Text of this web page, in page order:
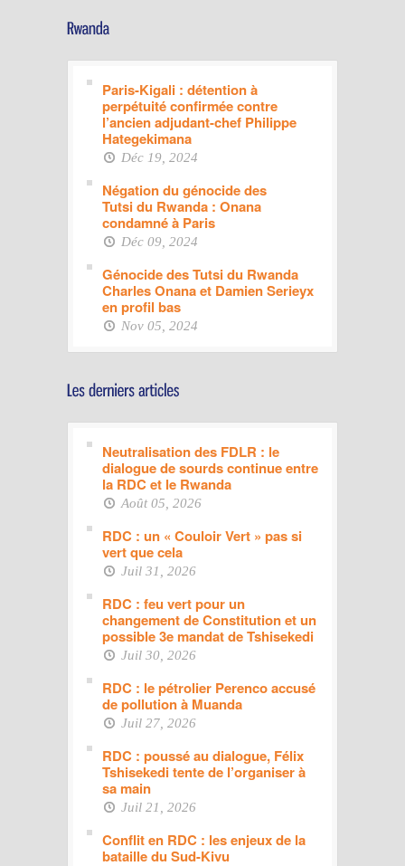
Paris-Kigali : détention à
perpétuité confirmée contre
l’ancien adjudant-chef Philippe
Hategekimana
Déc 19, 2024
Négation du génocide des
Tutsi du Rwanda : Onana
condamné à Paris
Déc 09, 2024
Génocide des Tutsi du Rwanda
Charles Onana et Damien Serieyx
en profil bas
Nov 05, 2024
Neutralisation des FDLR : le
dialogue de sourds continue entre
la RDC et le Rwanda
Août 05, 2026
RDC : un « Couloir Vert » pas si
vert que cela
Juil 31, 2026
RDC : feu vert pour un
changement de Constitution et un
possible 3e mandat de Tshisekedi
Juil 30, 2026
RDC : le pétrolier Perenco accusé
de pollution à Muanda
Juil 27, 2026
RDC : poussé au dialogue, Félix
Tshisekedi tente de l’organiser à
sa main
Juil 21, 2026
Conflit en RDC : les enjeux de la
bataille du Sud-Kivu